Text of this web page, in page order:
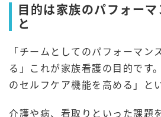
目的は家族のパフォー
と
「チームとしてのパフォーマン
る」これが家族看護の目的です
のセルフケア機能を高める」と
介護や病、看取りといった課題